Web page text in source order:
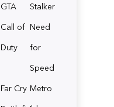
GTA
Stalker
Call of
Duty
Need
for
Speed
Far Cry Metro